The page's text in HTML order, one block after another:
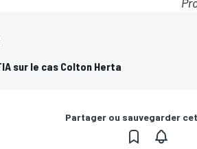
sur le cas Colton Herta
Partager ou sauvegarder